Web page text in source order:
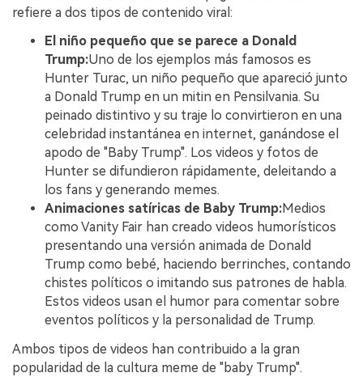
refiere a dos tipos de contenido viral:
El niño pequeño que se parece a Donald
Trump:Uno de los ejemplos más famosos es
Hunter Turac, un niño pequeño que apareció junto
a Donald Trump en un mitin en Pensilvania. Su
peinado distintivo y su traje lo convirtieron en una
celebridad instantánea en internet, ganándose el
apodo de "Baby Trump". Los videos y fotos de
Hunter se difundieron rápidamente, deleitando a
los fans y generando memes.
Animaciones satíricas de Baby Trump:Medios
como Vanity Fair han creado videos humorísticos
presentando una versión animada de Donald
Trump como bebé, haciendo berrinches, contando
chistes políticos o imitando sus patrones de habla.
Estos videos usan el humor para comentar sobre
eventos políticos y la personalidad de Trump.
Ambos tipos de videos han contribuido a la gran
popularidad de la cultura meme de "baby Trump".